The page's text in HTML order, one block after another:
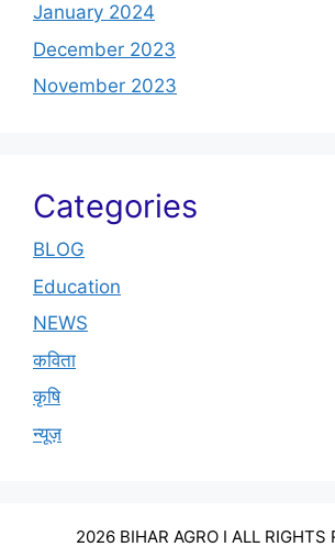
January 2024
December 2023
November 2023
Categories
BLOG
Education
NEWS
कविता
कृषि
न्यूज़
2026 BIHAR AGRO I ALL RIGHTS